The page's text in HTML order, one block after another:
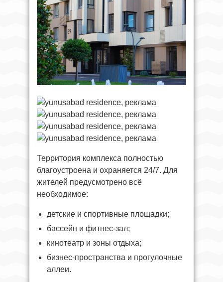
Территория комплекса полностью
благоустроена и охраняется 24/7. Для
жителей предусмотрено всё
необходимое:
детские и спортивные площадки;
бассейн и фитнес-зал;
кинотеатр и зоны отдыха;
бизнес-пространства и прогулочные
аллеи.